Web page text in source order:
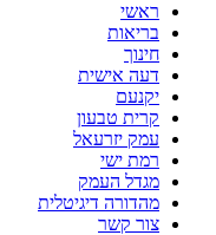
ראשי
בריאות
חינוך
דעה אישית
יקנעם
קרית טבעון
עמק יזרעאל
רמת ישי
מגדל העמק
מהדורה דיגיטלית
צור קשר